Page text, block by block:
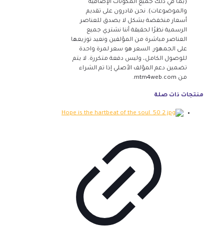
(بما في ذلك جميع المكونات الإضافية
والموضوعات). نحن قادرون على تقديم
أسعار منخفضة بشكل لا يصدق للعناصر
الرسمية نظرًا لحقيقة أننا نشتري جميع
العناصر مباشرة من المؤلفين ونعيد توزيعها
على الجمهور. السعر هو سعر لمرة واحدة
للوصول الكامل، وليس دفعة متكررة. لا يتم
تضمين دعم المؤلف الأصلي إذا تم الشراء
من mtm4web.com.
منتجات ذات صلة